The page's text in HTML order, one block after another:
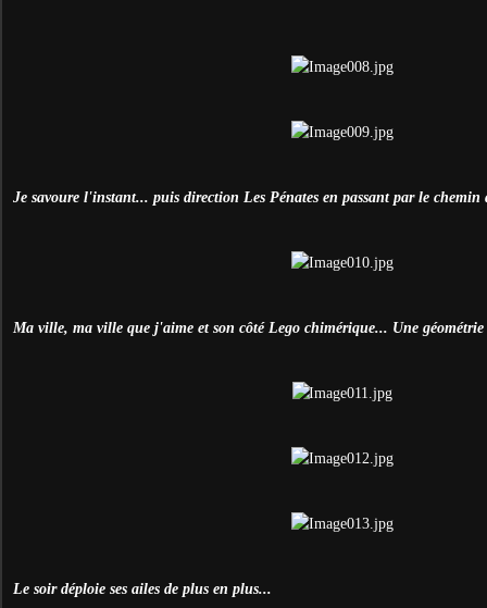
Je savoure l'instant... puis direction Les Pénates en passant par le chemin
Ma ville, ma ville que j'aime et son côté Lego chimérique... Une
Le soir déploie ses ailes de plus en plus...